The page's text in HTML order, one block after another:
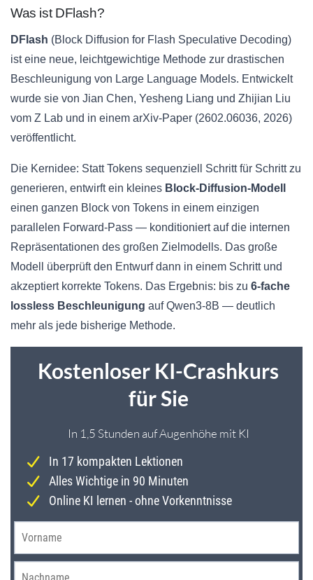
Was ist DFlash?
DFlash (Block Diffusion for Flash Speculative Decoding)
ist eine neue, leichtgewichtige Methode zur drastischen
Beschleunigung von Large Language Models. Entwickelt
wurde sie von Jian Chen, Yesheng Liang und Zhijian Liu
vom Z Lab und in einem arXiv-Paper (2602.06036, 2026)
veröffentlicht.
Die Kernidee: Statt Tokens sequenziell Schritt für Schritt zu
generieren, entwirft ein kleines Block-Diffusion-Modell
einen ganzen Block von Tokens in einem einzigen
parallelen Forward-Pass — konditioniert auf die internen
Repräsentationen des großen Zielmodells. Das große
Modell überprüft den Entwurf dann in einem Schritt und
akzeptiert korrekte Tokens. Das Ergebnis: bis zu 6-fache
lossless Beschleunigung auf Qwen3-8B — deutlich
mehr als jede bisherige Methode.